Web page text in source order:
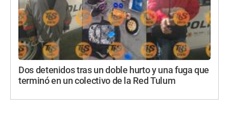
Dos detenidos tras un doble hurto y una fuga que
terminó en un colectivo de la Red Tulum